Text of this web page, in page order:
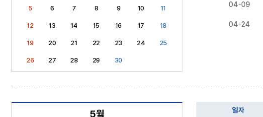
5 6 7 8 9 10 11
12 13 14 15 16 17 18
19 20 21 22 23 24 25
26 27 28 29 30
04-09
04-24
5월 일자